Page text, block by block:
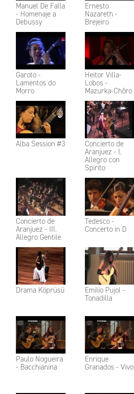
Manuel De Falla
- Homenaje a
Debussy
Ernesto
Nazareth -
Brejeiro
Garoto -
Lamentos do
Morro
Heitor Villa-
Lobos -
Mazurka-Chôro
Alba Session #3
Concierto de
Aranjuez - I.
Allegro con
Spirito
Concierto de
Aranjuez - III.
Allegro Gentile
Tedesco -
Concerto in D
Drama Köprüsü
Emilio Pujol -
Tonadilla
Paulo Nogueira
- Bacchianina
Enrique
Granados - Vivo